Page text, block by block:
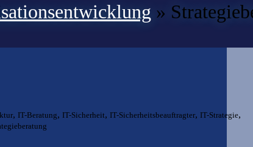
»
, IT-Beratung, IT-Sicherheit, IT-Sicherheitsbeauftragter, IT-Strategie,